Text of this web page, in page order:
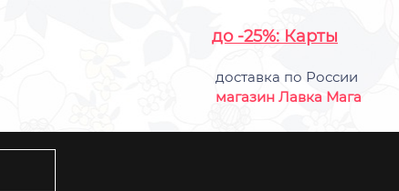
до -25%: Карты
доставка по России
магазин Лавка Мага